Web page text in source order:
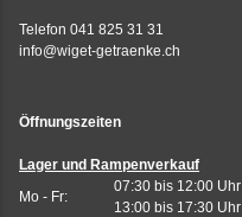
Telefon 041 825 31 31
info@wiget-getraenke.ch
Öffnungszeiten
Lager und Rampenverkauf
Mo - Fr:
07:30 bis 12:00 Uhr
13:00 bis 17:30 Uhr